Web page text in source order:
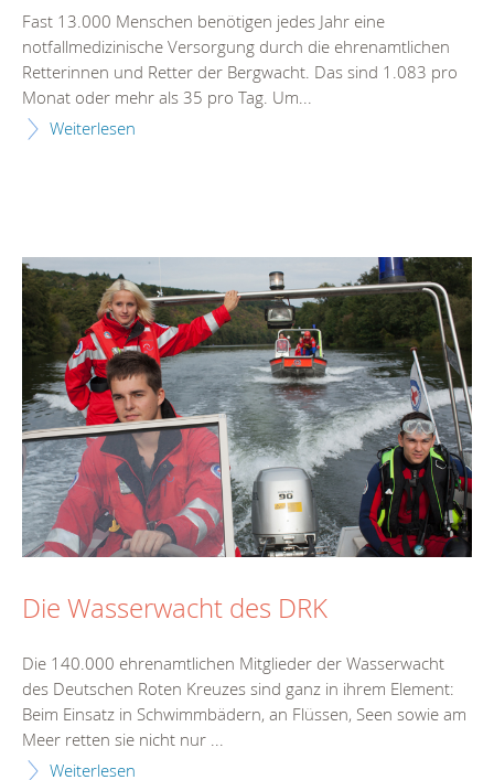
Fast 13.000 Menschen benötigen jedes Jahr eine
notfallmedizinische Versorgung durch die ehrenamtlichen
Retterinnen und Retter der Bergwacht. Das sind 1.083 pro
Monat oder mehr als 35 pro Tag. Um...
Weiterlesen
Die Wasserwacht des DRK
Die 140.000 ehrenamtlichen Mitglieder der Wasserwacht
des Deutschen Roten Kreuzes sind ganz in ihrem Element:
Beim Einsatz in Schwimmbädern, an Flüssen, Seen sowie am
Meer retten sie nicht nur ...
Weiterlesen